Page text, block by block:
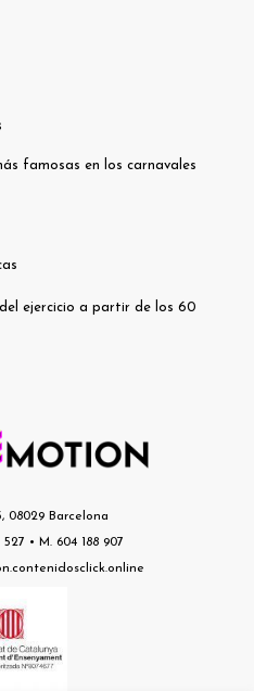
famosas en los carnavales
ejercicio a partir de los 60
08029 Barcelona
• M. 604 188 907